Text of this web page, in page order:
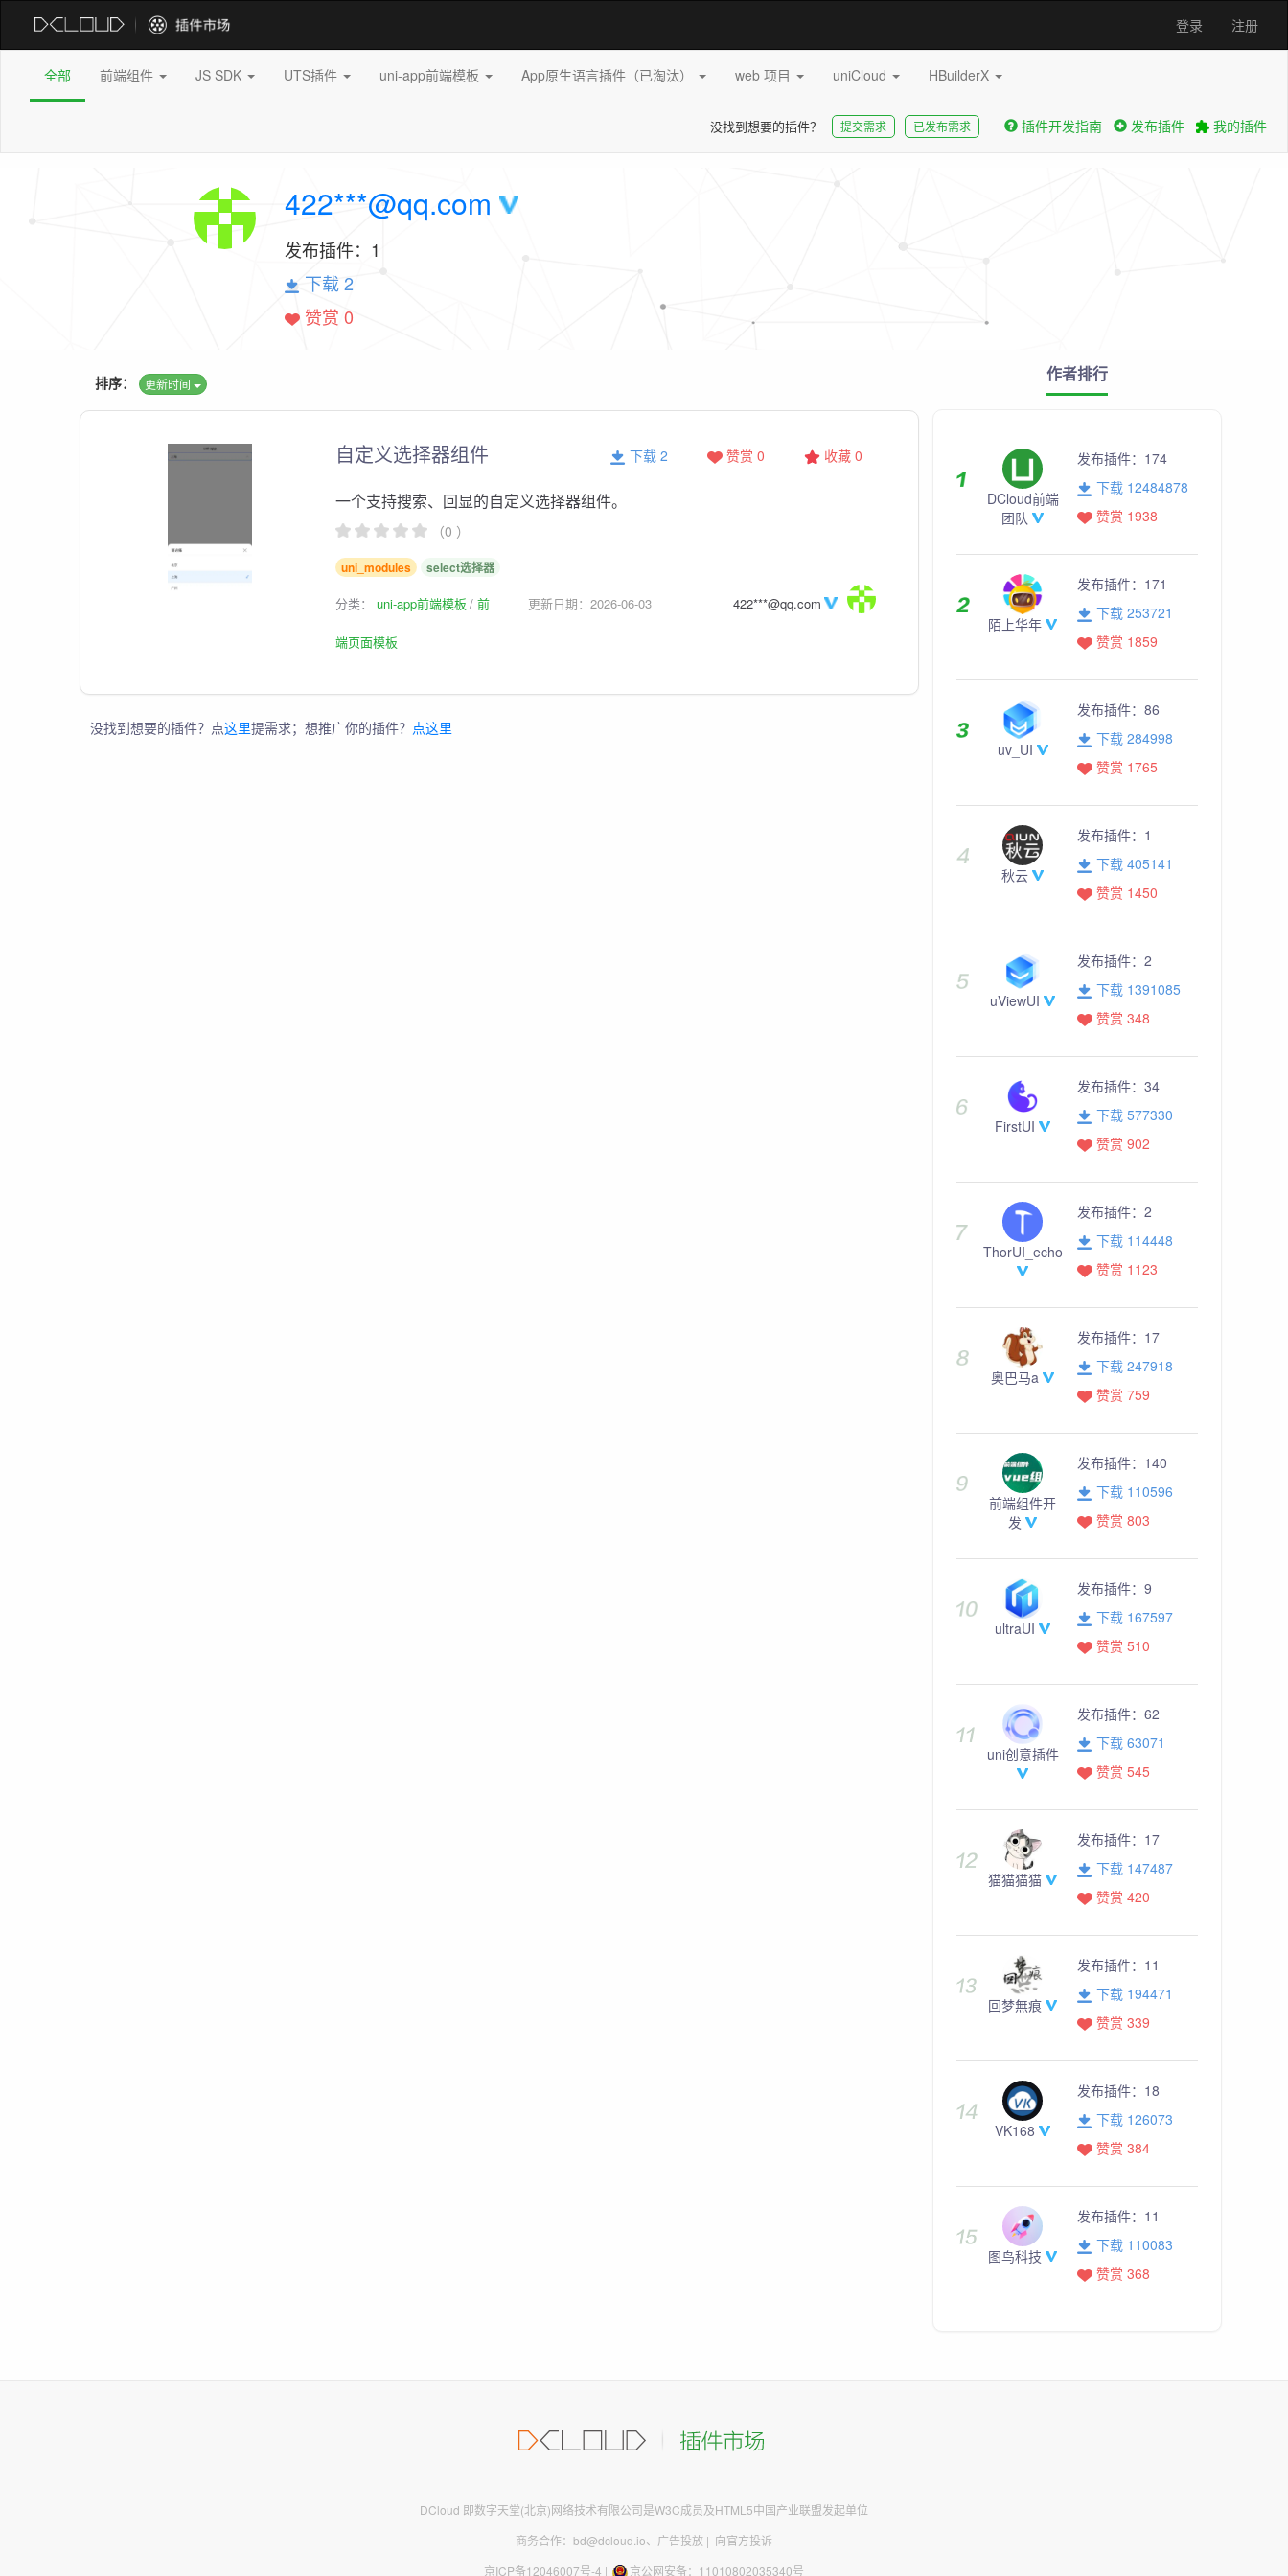
登录 注册
全部 前端组件 JS SDK UTS插件 uni-app前端模板 App原生语言插件（已淘汰） web 项目 uniCloud HBuilderX
没找到想要的插件？ 提交需求 已发布需求 插件开发指南 发布插件 我的插件
422***@qq.com
发布插件： 1
下载 2
赞赏 0
排序： 更新时间
自定义选择器组件 收藏 0
赞赏 0
下载 2
一个支持搜索、回显的自定义选择器组件。
（0 ）
uni_modules select选择器
分类： uni-app前端模板 前
端页面模板
更新日期：2026-06-03 422***@qq.com
没找到想要的插件？点这里提需求；想推广你的插件？ 点这里
作者排行
DCloud前端
团队
发布插件： 174
下载 12484878
赞赏 1938
陌上华年
发布插件： 171
下载 253721
赞赏 1859
uv_UI
发布插件： 86
下载 284998
赞赏 1765
秋云
发布插件： 1
下载 405141
赞赏 1450
uViewUI
发布插件： 2
下载 1391085
赞赏 348
FirstUI
发布插件： 34
下载 577330
赞赏 902
ThorUI_echo
发布插件： 2
下载 114448
赞赏 1123
奥巴马a
发布插件： 17
下载 247918
赞赏 759
前端组件开
发
发布插件： 140
下载 110596
赞赏 803
ultraUI
发布插件： 9
下载 167597
赞赏 510
uni创意插件
发布插件： 62
下载 63071
赞赏 545
猫猫猫猫
发布插件： 17
下载 147487
赞赏 420
回梦無痕
发布插件： 11
下载 194471
赞赏 339
VK168
发布插件： 18
下载 126073
赞赏 384
图鸟科技
发布插件： 11
下载 110083
赞赏 368
DCloud 即数字天堂(北京)网络技术有限公司是W3C成员及HTML5中国产业联盟发起单位
商务合作：bd@dcloud.io、 广告投放 | 向官方投诉
京ICP备12046007号-4 | 京公网安备：11010802035340号